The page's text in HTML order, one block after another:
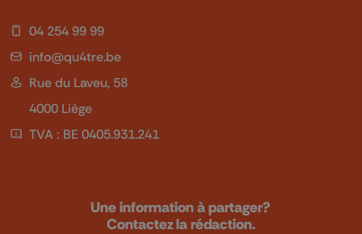
04 254 99 99
info@qu4tre.be
Rue du Laveu, 58
4000 Liège
TVA : BE 0405.931.241
Une information à partager?
Contactez la rédaction.